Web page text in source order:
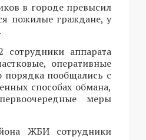
в городе превысил
пожилые граждане, у
аппарата
оперативные
пообщались с
способах обмана,
меры
ЖБИ сотрудники